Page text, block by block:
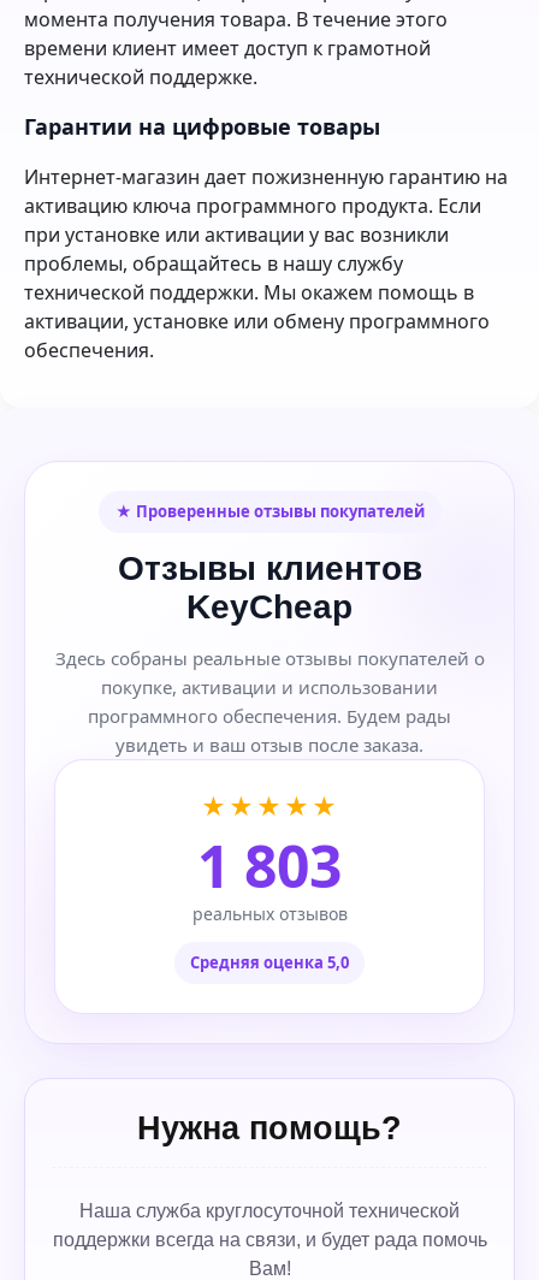
момента получения товара. В течение этого
времени клиент имеет доступ к грамотной
технической поддержке.
Гарантии на цифровые товары
Интернет-магазин дает пожизненную гарантию на
активацию ключа программного продукта. Если
при установке или активации у вас возникли
проблемы, обращайтесь в нашу службу
технической поддержки. Мы окажем помощь в
активации, установке или обмену программного
обеспечения.
★ Проверенные отзывы покупателей
Отзывы клиентов
KeyCheap
Здесь собраны реальные отзывы покупателей о
покупке, активации и использовании
программного обеспечения. Будем рады
увидеть и ваш отзыв после заказа.
★★★★★
1 803
реальных отзывов
Средняя оценка 5,0
Нужна помощь?
Наша служба круглосуточной технической
поддержки всегда на связи, и будет рада помочь
Вам!